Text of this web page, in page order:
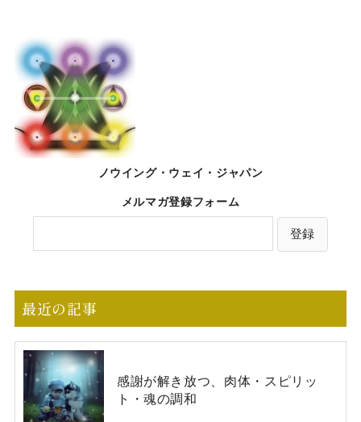
ノウイング・ウェイ・ジャパン
メルマガ登録フォーム
最近の記事
感謝が解き放つ、肉体・スピリッ
ト・魂の調和